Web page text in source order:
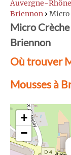
Auvergne-
Briennon › Micro
Micro
Briennon
Où trouver
Mousses à
+
−